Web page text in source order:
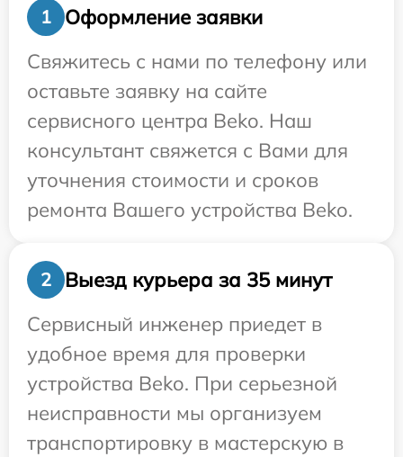
1
Оформление заявки
Свяжитесь с нами по телефону или
оставьте заявку на сайте
сервисного центра Beko. Наш
консультант свяжется с Вами для
уточнения стоимости и сроков
ремонта Вашего устройства Beko.
2
Выезд курьера за 35 минут
Сервисный инженер приедет в
удобное время для проверки
устройства Beko. При серьезной
неисправности мы организуем
транспортировку в мастерскую в